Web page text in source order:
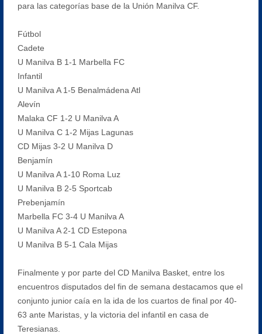
para las categorías base de la Unión Manilva CF.
Fútbol
Cadete
U Manilva B 1-1 Marbella FC
Infantil
U Manilva A 1-5 Benalmádena Atl
Alevín
Malaka CF 1-2 U Manilva A
U Manilva C 1-2 Mijas Lagunas
CD Mijas 3-2 U Manilva D
Benjamín
U Manilva A 1-10 Roma Luz
U Manilva B 2-5 Sportcab
Prebenjamín
Marbella FC 3-4 U Manilva A
U Manilva A 2-1 CD Estepona
U Manilva B 5-1 Cala Mijas
Finalmente y por parte del CD Manilva Basket, entre los
encuentros disputados del fin de semana destacamos que el
conjunto junior caía en la ida de los cuartos de final por 40-
63 ante Maristas, y la victoria del infantil en casa de
Teresianas.